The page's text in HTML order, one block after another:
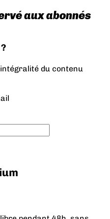
aux abonnés
du contenu